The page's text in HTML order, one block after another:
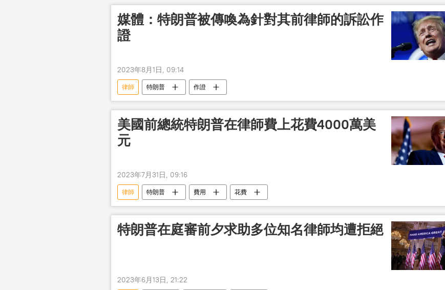
媒體：特朗普被傳喚為針對其前律師的訴訟作
證
2023年8月1日, 09:14
律師 特朗普 作證
美國前總統特朗普在律師費上花費4000萬美
元
2023年7月31日, 09:16
律師 特朗普 費用 花費
特朗普在庭審前夕求助多位知名律師均遭拒絕
2023年6月13日, 21:22